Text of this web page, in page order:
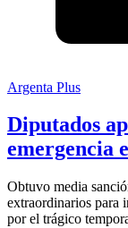
Argenta Plus
Diputados
emergencia
Obtuvo media
extraordinarios para
por el trágico